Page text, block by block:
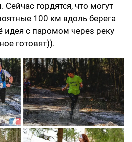
гордятся, что могут
100 км вдоль берега
идея с паромом через реку
готовят)).